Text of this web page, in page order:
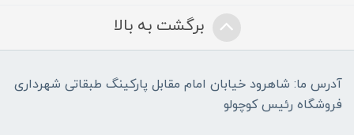
برگشت به بالا
آدرس ما: شاهرود خیابان امام مقابل پارکینگ طبقاتی شهرداری
فروشگاه رئیس کوچولو